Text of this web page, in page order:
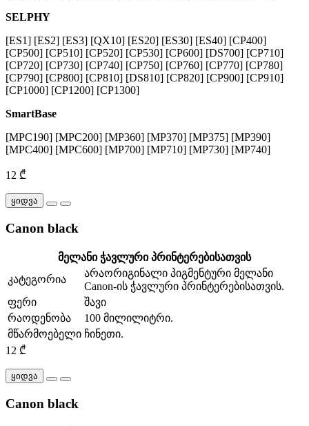
SELPHY
[ES1] [ES2] [ES3] [QX10] [ES20] [ES30] [ES40] [CP400]
[CP500] [CP510] [CP520] [CP530] [CP600] [DS700] [CP710]
[CP720] [CP730] [CP740] [CP750] [CP760] [CP770] [CP780]
[CP790] [CP800] [CP810] [DS810] [CP820] [CP900] [CP910]
[CP1000] [CP1200] [CP1300]
SmartBase
[MPC190] [MPC200] [MP360] [MP370] [MP375] [MP390]
[MPC400] [MPC600] [MP700] [MP710] [MP730] [MP740]
12 ₾
ყიდვა
Canon black
მელანი ჭავლური პრინტერებისათვის
კატეგორია
არაორიგინალი პიგმენტური მელანი
Canon-ის ჭავლური პრინტერებისათვის.
ფერი
შავი
რაოდენობა
100 მილილიტრი.
მწარმოებელი ჩინეთი.
12 ₾
ყიდვა
Canon black